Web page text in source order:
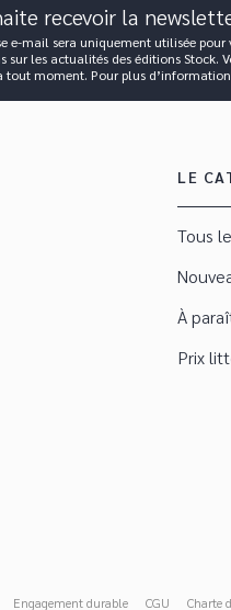
recevoir la
e-mail sera uniquement utilisée pour
sur les actualités des éditions Stock.
tout moment. Pour plus
LE
Tous
À
Prix
Engagement durable CGU Charte